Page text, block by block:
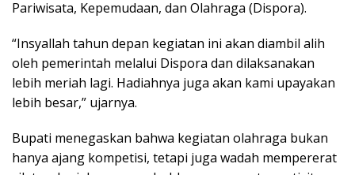
Pariwisata, Kepemudaan, dan Olahraga (Dispora).
“Insyallah tahun depan kegiatan ini akan diambil alih
oleh pemerintah melalui Dispora dan dilaksanakan
lebih meriah lagi. Hadiahnya juga akan kami upayakan
lebih besar,” ujarnya.
Bupati menegaskan bahwa kegiatan olahraga bukan
hanya ajang kompetisi, tetapi juga wadah mempererat